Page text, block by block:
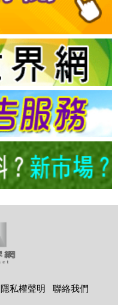
隱私權聲明
聯絡我們